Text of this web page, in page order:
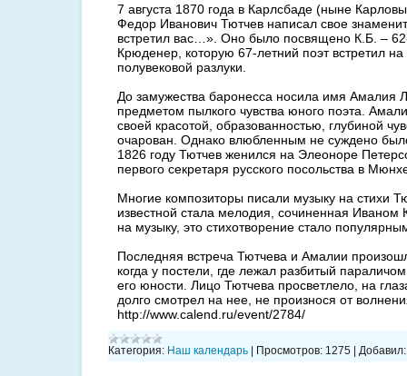
7 августа 1870 года в Карлсбаде (ныне
Федор Иванович Тютчев написал свое
встретил вас…». Оно было посвящено К.Б. –
Крюденер, которую 67-летний поэт встретил
полувековой разлуки.
До замужества баронесса носила имя Амалия
предметом пылкого чувства юного поэта.
своей красотой, образованностью, глубиной
очарован. Однако влюбленным не суждено
1826 году Тютчев женился на Элеоноре
первого секретаря русского посольства в
Многие композиторы писали музыку на стихи
известной стала мелодия, сочиненная Иваном
на музыку, это стихотворение стало
Последняя встреча Тютчева и Амалии
когда у постели, где лежал разбитый
его юности. Лицо Тютчева просветлело, на
долго смотрел на нее, не произнося от
http://www.calend.ru/event/2784/
Категория: Наш календарь | Просмотров: 1275 | Добавил: